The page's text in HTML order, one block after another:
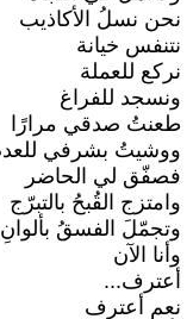
نحن نسلُ الأكاذيب
نتنفس خيانة
نركع للعملة
ونسجد للفراغ
طعنتُ صدقي مرارًا
ووشيتُ بشرفي
فصفّق لي الحاضر
وامتزج القُبحُ بالتبرّج
وتجمّلَ الفسقُ
وأنا الآن
أعترف...
نعم أعترف